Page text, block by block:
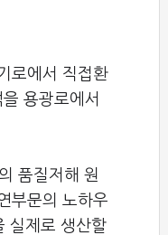
로에서 직접환
용광로에서
품질저해 원
부문의 노하우
실제로 생산할